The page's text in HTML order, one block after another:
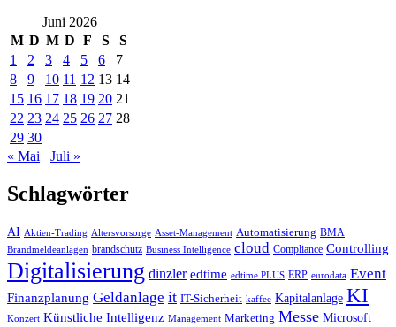
Juni 2026
M D M D F S
S
1
2 3 4 5 6
7
8
9 10 11 12 13 14
15 16 17 18 19 20 21
22 23 24 25 26 27 28
29 30
« Mai
Juli »
Schlagwörter
AI Aktien-Trading Altersvorsorge Asset-Management Automatisierung BMA
Brandmeldeanlagen brandschutz Business Intelligence cloud Compliance Controlling
Digitalisierung dinzler edtime edtime PLUS ERP eurodata Event
Finanzplanung Geldanlage it IT-Sicherheit kaffee Kapitalanlage KI
Konzert Künstliche Intelligenz Management Marketing Messe Microsoft